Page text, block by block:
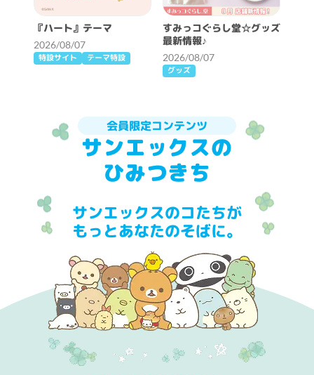
『ハート』テーマ
2026/08/07
特設サイト テーマ特設
すみっコぐらし堂☆グッズ
最新情報♪
2026/08/07
グッズ
会員限定コンテンツ
サンエックスの
ひみつきち
サンエックスのコたちが
もっとあなたのそばに。